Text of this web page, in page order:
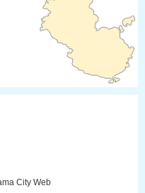
City Web